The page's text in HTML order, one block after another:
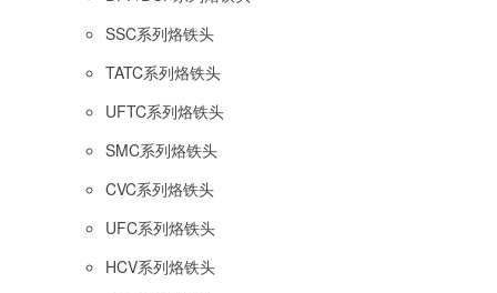
SSC系列烙铁头
TATC系列烙铁头
UFTC系列烙铁头
SMC系列烙铁头
CVC系列烙铁头
UFC系列烙铁头
HCV系列烙铁头